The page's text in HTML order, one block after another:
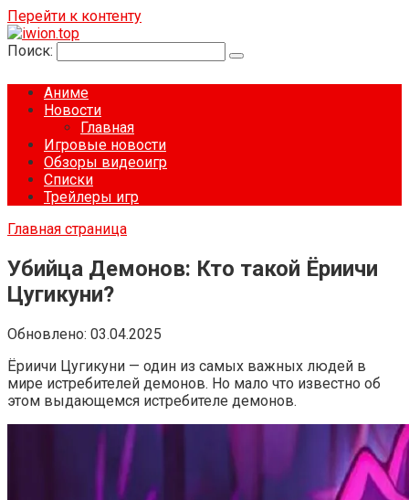
Перейти к контенту
Поиск:
Аниме
Новости
Главная
Игровые новости
Обзоры видеоигр
Списки
Трейлеры игр
Главная страница
Убийца Демонов: Кто такой Ёриичи
Цугикуни?
Обновлено: 03.04.2025
Ёриичи Цугикуни — один из самых важных людей в
мире истребителей демонов. Но мало что известно об
этом выдающемся истребителе демонов.